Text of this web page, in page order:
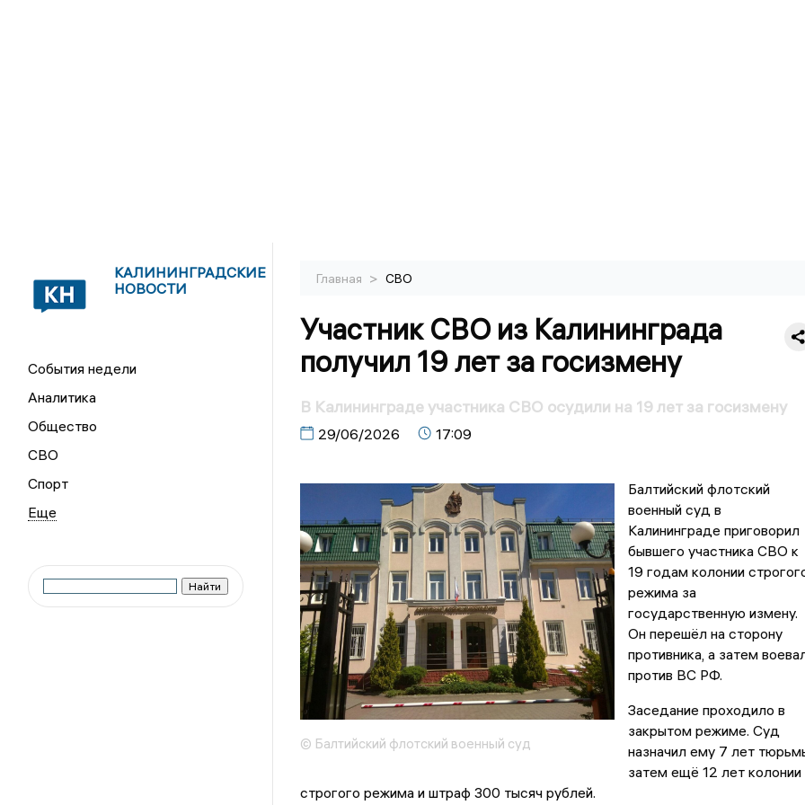
КАЛИНИНГРАДСКИЕ
НОВОСТИ
События недели
Аналитика
Общество
СВО
Спорт
Главная > СВО
Участник СВО из Калининграда
получил 19 лет за госизмену
В Калининграде участника СВО осудили на 19 лет за госизмену
29/06/2026 17:09
© Балтийский флотский военный суд
Балтийский флотский
военный суд в
Калининграде приговорил
бывшего участника СВО к
19 годам колонии
режима за
государственную измену.
Он перешёл на сторону
противника, а затем
против ВС РФ.
Заседание проходило в
закрытом режиме. Суд
назначил ему 7 лет
затем ещё 12 лет колонии
строгого режима и штраф 300 тысяч рублей.